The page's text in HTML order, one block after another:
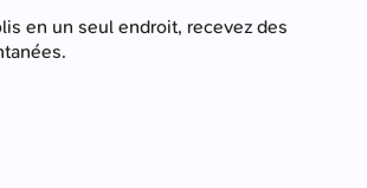
en un seul endroit, recevez des